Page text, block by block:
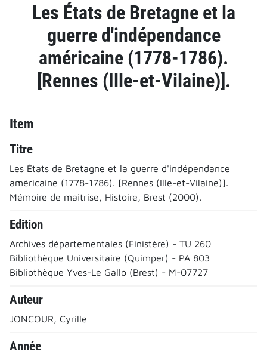
Les États de Bretagne et la
guerre d'indépendance
américaine (1778-1786).
[Rennes (Ille-et-Vilaine)].
Item
Titre
Les États de Bretagne et la guerre d'indépendance
américaine (1778-1786). [Rennes (Ille-et-Vilaine)].
Mémoire de maîtrise, Histoire, Brest (2000).
Edition
Archives départementales (Finistère) - TU 260
Bibliothèque Universitaire (Quimper) - PA 803
Bibliothèque Yves-Le Gallo (Brest) - M-07727
Auteur
JONCOUR, Cyrille
Année